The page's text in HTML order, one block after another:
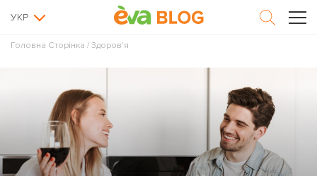
УКР
Головна Сторінка / Здоров'я